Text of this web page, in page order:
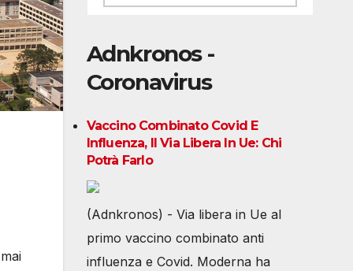
Adnkronos -
Coronavirus
Vaccino Combinato Covid E
Influenza, Il Via Libera In Ue: Chi
Potrà Farlo
(Adnkronos) - Via libera in Ue al
primo vaccino combinato anti
influenza e Covid. Moderna ha